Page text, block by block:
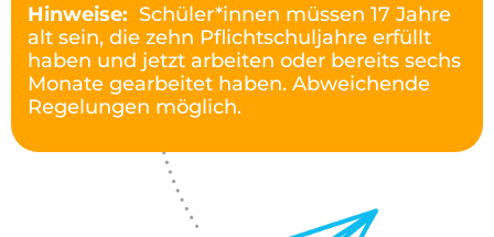
Hinweise: Schüler*innen müssen 17 Jahre
alt sein, die zehn Pflichtschuljahre erfüllt
haben und jetzt arbeiten oder bereits sechs
Monate gearbeitet haben. Abweichende
Regelungen möglich.